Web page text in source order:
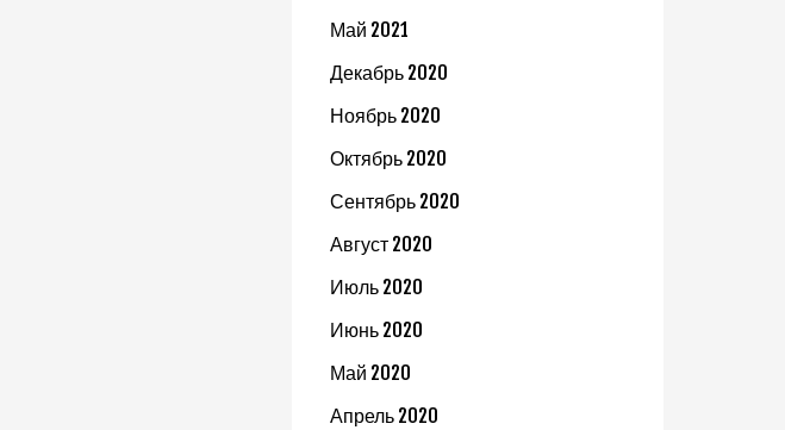
Май 2021
Декабрь 2020
Ноябрь 2020
Октябрь 2020
Сентябрь 2020
Август 2020
Июль 2020
Июнь 2020
Май 2020
Апрель 2020